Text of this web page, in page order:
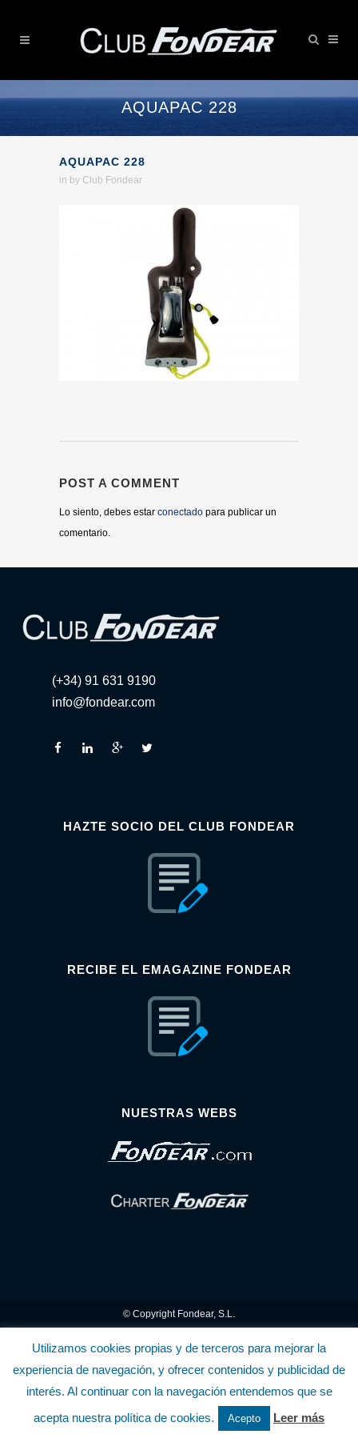
AQUAPAC 228
AQUAPAC 228
in by Club Fondear
POST A COMMENT
Lo siento, debes estar conectado para publicar un
comentario.
(+34) 91 631 9190
info@fondear.com
HAZTE SOCIO DEL CLUB FONDEAR
RECIBE EL EMAGAZINE FONDEAR
NUESTRAS WEBS
© Copyright Fondear, S.L.
Aunque se consideran exactas, declinamos toda responsabilidad sobre la
información y precios inscritos. Estas informaciones no son contractuales.
Política de privacidad y cookies .........................-......................... Política de utilización
Utilizamos cookies propias y de terceros para mejorar la
experiencia de navegación, y ofrecer contenidos y publicidad de
interés. Al continuar con la navegación entendemos que se
acepta nuestra política de cookies.
Acepto Leer más